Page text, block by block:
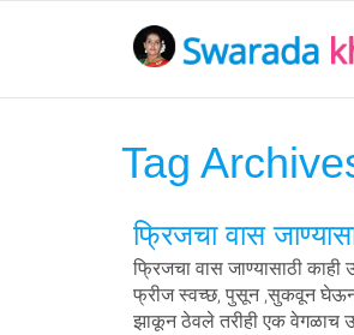
Tag
फ्रिजचा वास
फ्रिजचा वास जाण्यासाठी काही
फ्रीज स्वच्छ, पुसून ,सुकवून
झाकून ठेवले तरीही एक वेगळाच